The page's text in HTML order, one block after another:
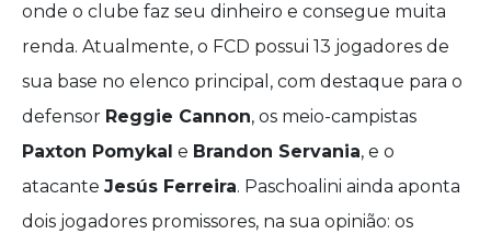
onde o clube faz seu dinheiro e consegue muita
renda. Atualmente, o FCD possui 13 jogadores de
sua base no elenco principal, com destaque para o
defensor Reggie Cannon, os meio-campistas
Paxton Pomykal e Brandon Servania, e o
atacante Jesús Ferreira. Paschoalini ainda aponta
dois jogadores promissores, na sua opinião: os